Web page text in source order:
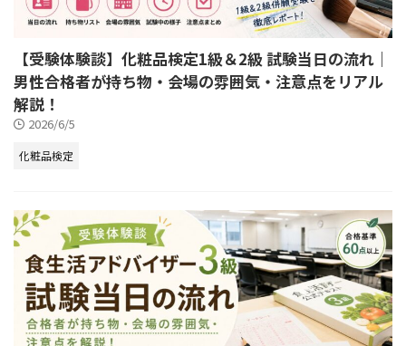
【受験体験談】化粧品検定1級＆2級 試験当日の流れ｜
男性合格者が持ち物・会場の雰囲気・注意点をリアル
解説！
2026/6/5
化粧品検定